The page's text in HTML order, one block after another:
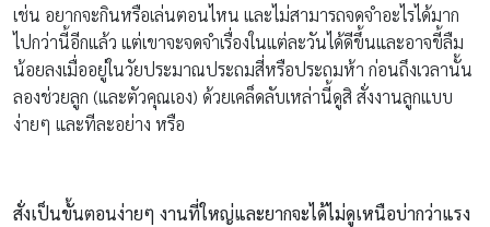
เช่น อยากจะกินหรือเล่นตอนไหน และไม่สามารถจดจำอะไรได้มาก
ไปกว่านี้อีกแล้ว แต่เขาจะจดจำเรื่องในแต่ละวันได้ดีขึ้นและอาจขี้ลืม
น้อยลงเมื่ออยู่ในวัยประมาณประถมสี่หรือประถมห้า ก่อนถึงเวลานั้น
ลองช่วยลูก (และตัวคุณเอง) ด้วยเคล็ดลับเหล่านี้ดูสิ สั่งงานลูกแบบ
ง่ายๆ และทีละอย่าง หรือ
สั่งเป็นขั้นตอนง่ายๆ งานที่ใหญ่และยากจะได้ไม่ดูเหนือบ่ากว่าแรง